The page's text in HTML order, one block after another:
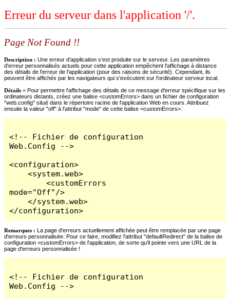
Erreur du serveur dans l'application '/'.
Page Not Found !!
Description : Une erreur d'application s'est produite sur le serveur. Les paramètres
d'erreur personnalisés actuels pour cette application empêchent l'affichage à distance
des détails de l'erreur de l'application (pour des raisons de sécurité). Cependant, ils
peuvent être affichés par les navigateurs qui s'exécutent sur l'ordinateur serveur local.
Détails = Pour permettre l'affichage des détails de ce message d'erreur spécifique sur les
ordinateurs distants, créez une balise <customErrors> dans un fichier de configuration
"web.config" situé dans le répertoire racine de l'application Web en cours. Attribuez
ensuite la valeur "off" à l'attribut "mode" de cette balise <customErrors>.
<!-- Fichier de configuration
Web.Config -->
<configuration>
    <system.web>
        <customErrors
mode="Off"/>
    </system.web>
</configuration>
Remarques : La page d'erreurs actuellement affichée peut être remplacée par une page
d'erreurs personnalisée. Pour ce faire, modifiez l'attribut "defaultRedirect" de la balise de
configuration <customErrors> de l'application, de sorte qu'il pointe vers une URL de la
page d'erreurs personnalisée !
<!-- Fichier de configuration
Web.Config -->